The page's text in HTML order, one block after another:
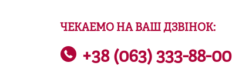
ЧЕКАЕМО НА ВАШ ДЗВІНОК:
+38 (063) 333-88-00